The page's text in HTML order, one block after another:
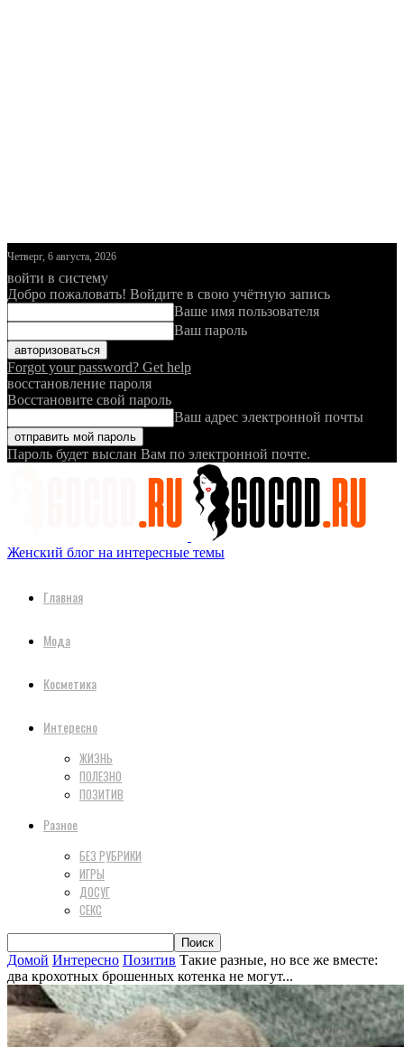
Четверг, 6 августа, 2026
войти в систему
Добро пожаловать! Войдите в свою учётную запись
Ваше имя пользователя
Ваш пароль
Forgot your password? Get help
восстановление пароля
Восстановите свой пароль
Ваш адрес электронной почты
Пароль будет выслан Вам по электронной почте.
Женский блог на интересные темы
Главная
Мода
Косметика
Интересно
ЖИЗНЬ
ПОЛЕЗНО
ПОЗИТИВ
Разное
БЕЗ РУБРИКИ
ИГРЫ
ДОСУГ
СЕКС
Домой Интересно Позитив Такие разные, но все же вместе:
два крохотных брошенных котенка не могут...